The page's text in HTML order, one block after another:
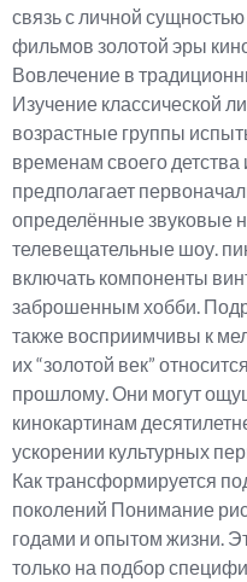
связь с личной
фильмов золотой эры
Вовлечение в
Изучение классической
возрастные группы
временам своего детства
предполагает
определённые звуковые
телевещательные шоу.
включать компоненты
заброшенным хобби.
также восприимчивы к
их “золотой век”
прошлому. Они могут
кинокартинам
ускорении культурных
Как трансформируется
поколений Понимание
годами и опытом жизни.
только на подбор